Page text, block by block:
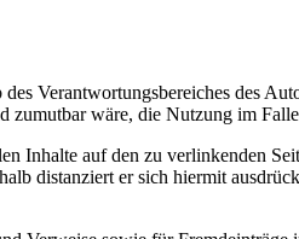
Verantwortungsbereiches des
wäre, die Nutzung im
Inhalte auf den zu verlinkenden
distanziert er sich hiermit